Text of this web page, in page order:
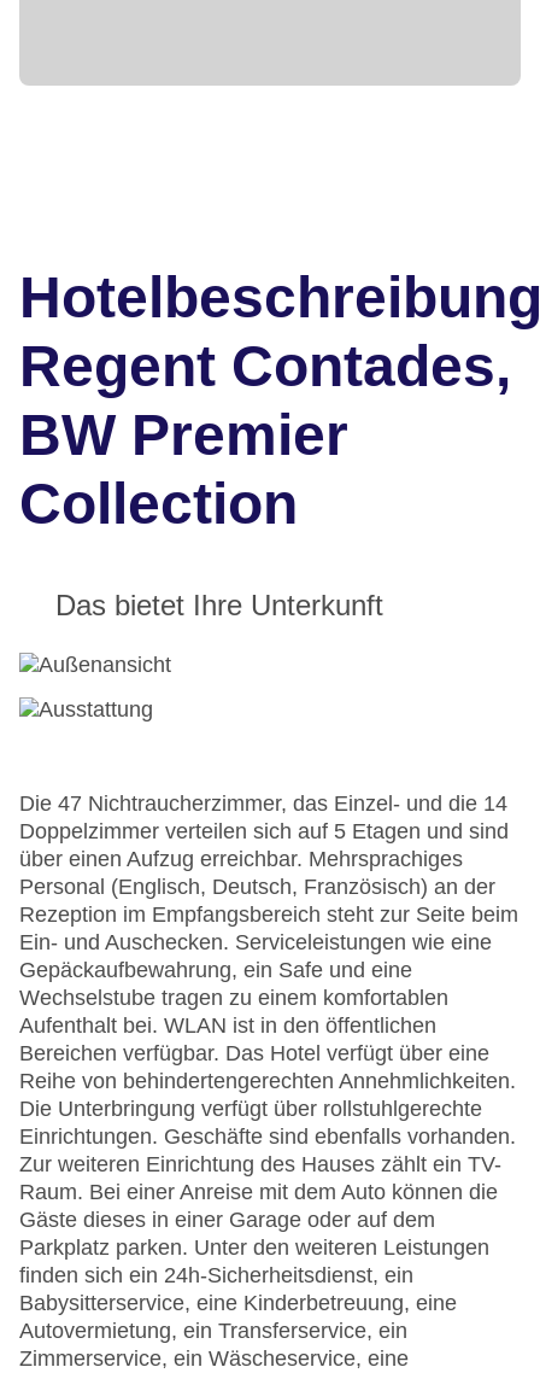
Regent Contades,
BW Premier
Collection
Das bietet Ihre Unterkunft
Die 47 Nichtraucherzimmer, das Einzel- und die 14
Doppelzimmer verteilen sich auf 5 Etagen und sind
über einen Aufzug erreichbar. Mehrsprachiges
Personal (Englisch, Deutsch, Französisch) an der
Rezeption im Empfangsbereich steht zur Seite beim
Ein- und Auschecken. Serviceleistungen wie eine
Gepäckaufbewahrung, ein Safe und eine
Wechselstube tragen zu einem komfortablen
Aufenthalt bei. WLAN ist in den öffentlichen
Bereichen verfügbar. Das Hotel verfügt über eine
Reihe von behindertengerechten Annehmlichkeiten.
Die Unterbringung verfügt über rollstuhlgerechte
Einrichtungen. Geschäfte sind ebenfalls vorhanden.
Zur weiteren Einrichtung des Hauses zählt ein TV-
Raum. Bei einer Anreise mit dem Auto können die
Gäste dieses in einer Garage oder auf dem
Parkplatz parken. Unter den weiteren Leistungen
finden sich ein 24h-Sicherheitsdienst, ein
Babysitterservice, eine Kinderbetreuung, eine
Autovermietung, ein Transferservice, ein
Zimmerservice, ein Wäscheservice, eine